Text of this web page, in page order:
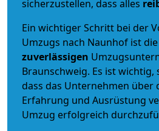
sicherzustellen, dass alles
Ein wichtiger Schritt bei der
Umzugs nach Naunhof ist
zuverlässigen
Braunschweig. Es ist wichtig,
dass das Unternehmen über
Erfahrung und Ausrüstung
Umzug erfolgreich